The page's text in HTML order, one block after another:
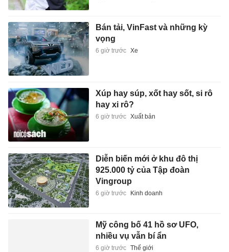
Bán tải, VinFast và những kỳ
vọng
6 giờ trước Xe
Xúp hay súp, xốt hay sốt, si rô
hay xi rô?
6 giờ trước Xuất bản
Diễn biến mới ở khu đô thị
925.000 tỷ của Tập đoàn
Vingroup
6 giờ trước Kinh doanh
Mỹ công bố 41 hồ sơ UFO,
nhiều vụ vẫn bí ẩn
6 giờ trước Thế giới